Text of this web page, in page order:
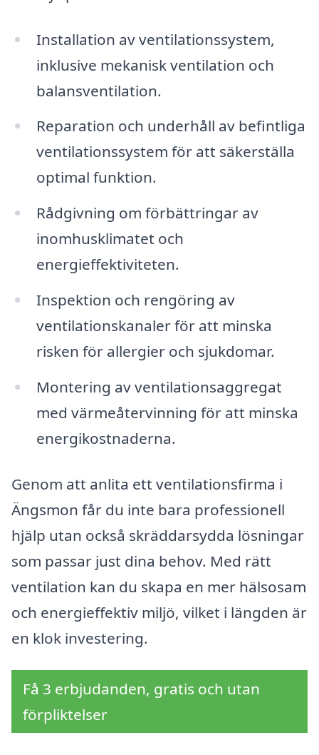
Installation av ventilationssystem,
inklusive mekanisk ventilation och
balansventilation.
Reparation och underhåll av befintliga
ventilationssystem för att säkerställa
optimal funktion.
Rådgivning om förbättringar av
inomhusklimatet och
energieffektiviteten.
Inspektion och rengöring av
ventilationskanaler för att minska
risken för allergier och sjukdomar.
Montering av ventilationsaggregat
med värmeåtervinning för att minska
energikostnaderna.
Genom att anlita ett ventilationsfirma i
Ängsmon får du inte bara professionell
hjälp utan också skräddarsydda lösningar
som passar just dina behov. Med rätt
ventilation kan du skapa en mer hälsosam
och energieffektiv miljö, vilket i längden är
en klok investering.
Få 3 erbjudanden, gratis och utan
förpliktelser